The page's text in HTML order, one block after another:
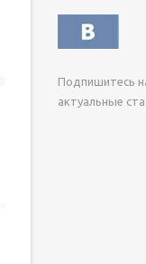
Подпишитесь
актуальные